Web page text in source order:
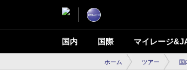
国内 国際 マイレージ
ホーム ツアー 国